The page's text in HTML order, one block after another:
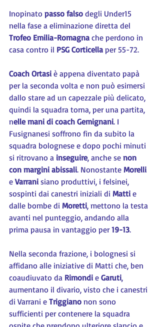
Inopinato passo falso degli Under15
nella fase a eliminazione diretta del
Trofeo Emilia-Romagna che perdono in
casa contro il PSG Corticella per 55-72.
Coach Ortasi è appena diventato papà
per la seconda volta e non può esimersi
dallo stare ad un capezzale più delicato,
quindi la squadra torna, per una partita,
nelle mani di coach Gemignani. I
Fusignanesi soffrono fin da subito la
squadra bolognese e dopo pochi minuti
si ritrovano a inseguire, anche se non
con margini abissali. Nonostante Morelli
e Varrani siano produttivi, i felsinei,
sospinti dai canestri iniziali di Matti e
dalle bombe di Moretti, mettono la testa
avanti nel punteggio, andando alla
prima pausa in vantaggio per 19-13.
Nella seconda frazione, i bolognesi si
affidano alle iniziative di Matti che, ben
coaudiuvato da Rimondi e Garuti,
aumentano il divario, visto che i canestri
di Varrani e Triggiano non sono
sufficienti per contenere la squadra